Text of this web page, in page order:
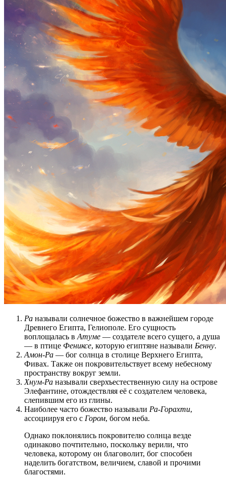
Ра называли солнечное божество в важнейшем городе
Древнего Египта, Гелиополе. Его сущность
воплощалась в Атуме — создателе всего сущего, а душа
— в птице Фениксе, которую египтяне называли Бенну.
Амон-Ра — бог солнца в столице Верхнего Египта,
Фивах. Также он покровительствует всему небесному
пространству вокруг земли.
Хнум-Ра называли сверхъестественную силу на острове
Элефантине, отождествляя её с создателем человека,
слепившим его из глины.
Наиболее часто божество называли Ра-Горахти,
ассоциируя его с Гором, богом неба.
Однако поклонялись покровителю солнца везде
одинаково почтительно, поскольку верили, что
человека, которому он благоволит, бог способен
наделить богатством, величием, славой и прочими
благостями.